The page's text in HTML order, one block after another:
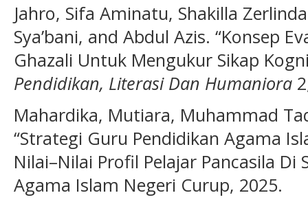
Jahro, Sifa Aminatu, Shakilla
Sya’bani, and Abdul Azis. “Konsep
Ghazali Untuk Mengukur Sikap
Pendidikan, Literasi Dan Humaniora
Mahardika, Mutiara, Muhammad
“Strategi Guru Pendidikan Agama
Nilai–Nilai Profil Pelajar Pancasila
Agama Islam Negeri Curup, 2025.